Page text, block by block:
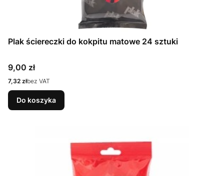
Plak ściereczki do kokpitu matowe 24 sztuki
Cena
9,00 zł
Cena
7,32 złbez VAT
Do koszyka